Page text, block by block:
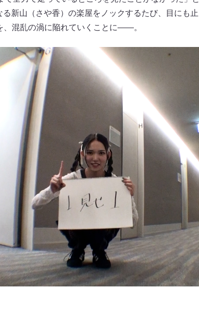
新山（さや香）の楽屋をノックするたび、目にも
、混乱の渦に陥れていくことに――。